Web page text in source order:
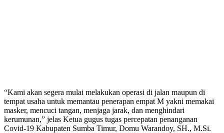
“Kami akan segera mulai melakukan operasi di jalan maupun di
tempat usaha untuk memantau penerapan empat M yakni memakai
masker, mencuci tangan, menjaga jarak, dan menghindari
kerumunan,” jelas Ketua gugus tugas percepatan penanganan
Covid-19 Kabupaten Sumba Timur, Domu Warandoy, SH., M.Si.